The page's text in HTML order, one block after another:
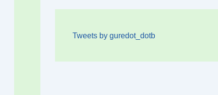
Tweets by guredot_dotb